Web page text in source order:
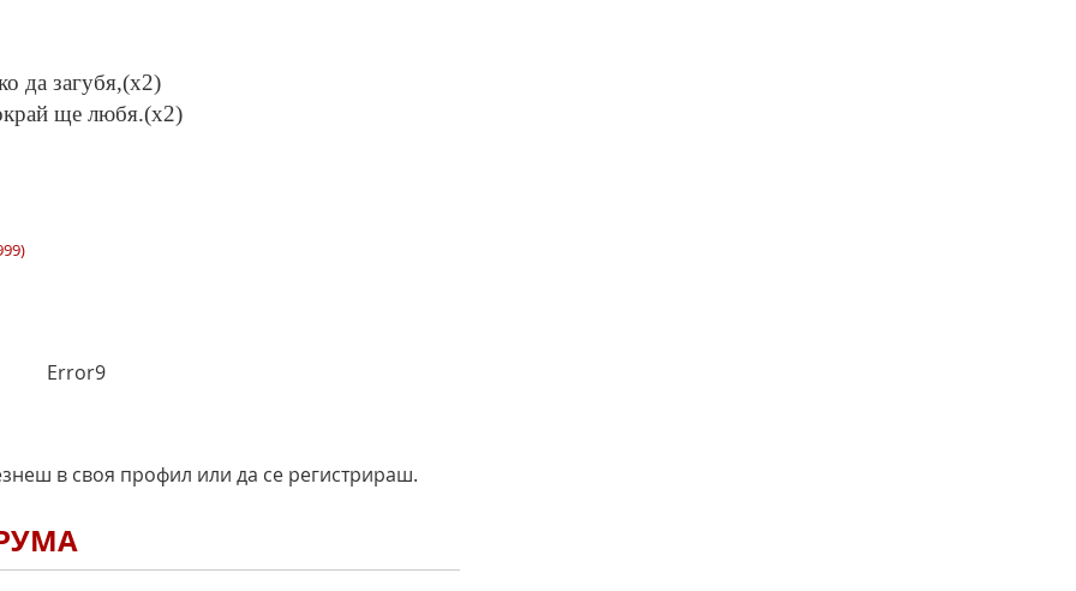
да загубя,(x2)
ще любя.(x2)
Error9
в своя профил или да се регистрираш.